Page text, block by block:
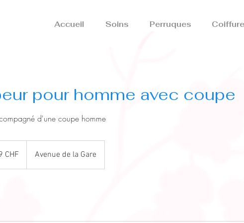
Accueil Soins Perruques Coiffure
pour homme avec coupe
d'une coupe homme
CHF Avenue de la Gare